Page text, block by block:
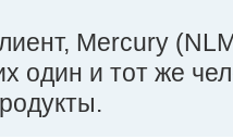
Mercury
один и тот же